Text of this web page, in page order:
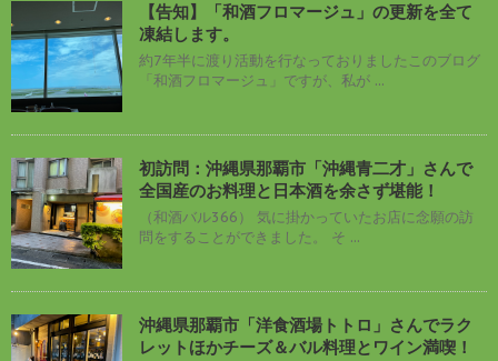
【告知】「和酒フロマージュ」の更新を全て
凍結します。
約7年半に渡り活動を行なっておりましたこのブログ
「和酒フロマージュ」ですが、私が ...
初訪問：沖縄県那覇市「沖縄青二才」さんで
全国産のお料理と日本酒を余さず堪能！
（和酒バル366） 気に掛かっていたお店に念願の訪
問をすることができました。 そ ...
沖縄県那覇市「洋食酒場トトロ」さんでラク
レットほかチーズ＆バル料理とワイン満喫！